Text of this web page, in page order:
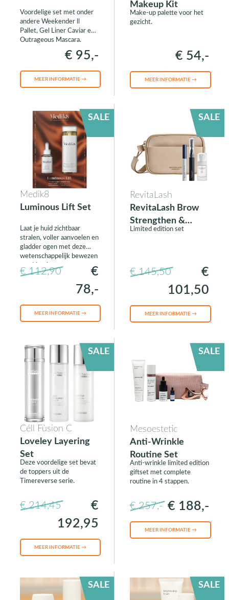
Voordelige set met onder
andere Weekender ll
Pallet, Gel Liner Caviar en
Outrageous Mascara.
€ 95,-
MEER INFORMATIE →
Makeup Kit
Make-up palette voor het
gezicht.
€ 54,-
MEER INFORMATIE →
SALE
Medik8
Luminous Lift Set
Laat je huid zichtbaar
stralen, voller aanvoelen en
gladder ogen met deze
wetenschappelijk bewezen
€ 112,90
€
78,-
MEER INFORMATIE →
SALE
RevitaLash
RevitaLash Brow
Strengthen &
Define Collection
Limited edition set
€ 145,50
€
101,50
MEER INFORMATIE →
SALE
Céll Fùsion C
Loveley Layering
Set
Deze voordelige set bevat
de toppers uit de
Timereverse serie.
€ 214,45
€
192,95
MEER INFORMATIE →
SALE
Mesoestetic
Anti-Wrinkle
Routine Set
Anti-wrinkle limited edition
giftset met complete
routine in 4 stappen.
€ 257,- € 188,-
MEER INFORMATIE →
SALE SALE